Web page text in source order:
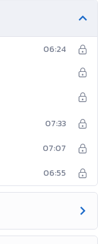
06:24
07:33
07:07
06:55